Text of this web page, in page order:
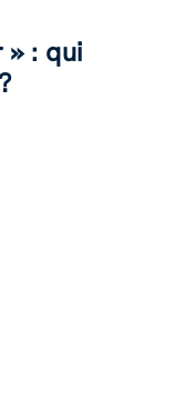
» : qui